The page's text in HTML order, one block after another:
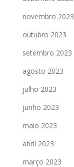
novembro 2023
outubro 2023
setembro 2023
agosto 2023
julho 2023
junho 2023
maio 2023
abril 2023
março 2023